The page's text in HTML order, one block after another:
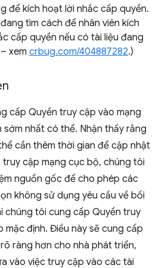
để kích hoạt lời nhắc cấp quyền.
tìm cách để nhân viên kích
cấp quyền nếu có tài liệu đang
xem crbug.com/404887282.)
cấp Quyền truy cập vào mạng
nhất có thể. Nhận thấy rằng
cần thêm thời gian để cập nhật
cập mạng cục bộ, chúng tôi
nguồn gốc để cho phép các
không sử dụng yêu cầu về bối
chúng tôi cung cấp Quyền truy
định. Điều này sẽ cung cấp
ràng hơn cho nhà phát triển,
vào việc truy cập vào các tài